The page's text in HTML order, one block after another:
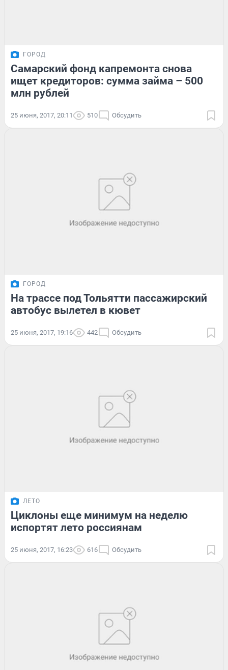
ГОРОД
Самарский фонд капремонта снова
ищет кредиторов: сумма займа – 500
млн рублей
25 июня, 2017, 20:11 510 Обсудить
ГОРОД
На трассе под Тольятти пассажирский
автобус вылетел в кювет
25 июня, 2017, 19:16 442 Обсудить
ЛЕТО
Циклоны еще минимум на неделю
испортят лето россиянам
25 июня, 2017, 16:23 616 Обсудить